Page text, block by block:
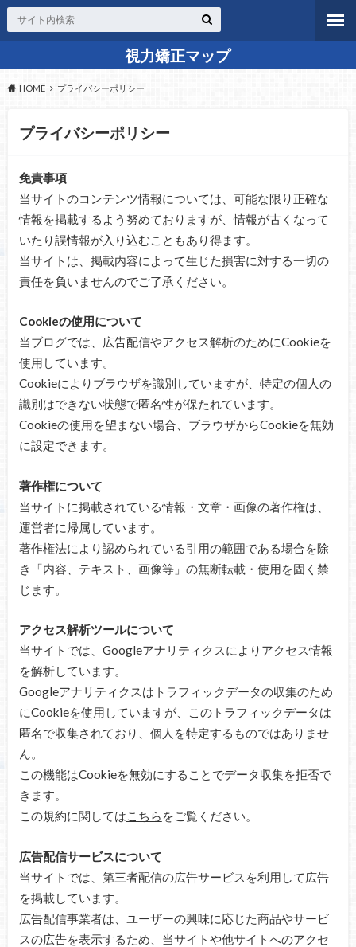
視力矯正マップ
HOME プライバシーポリシー
プライバシーポリシー
免責事項
当サイトのコンテンツ情報については、可能な限り正確な
情報を掲載するよう努めておりますが、情報が古くなって
いたり誤情報が入り込むこともあり得ます。
当サイトは、掲載内容によって生じた損害に対する一切の
責任を負いませんのでご了承ください。
Cookieの使用について
当ブログでは、広告配信やアクセス解析のためにCookieを
使用しています。
Cookieによりブラウザを識別していますが、特定の個人の
識別はできない状態で匿名性が保たれています。
Cookieの使用を望まない場合、ブラウザからCookieを無効
に設定できます。
著作権について
当サイトに掲載されている情報・文章・画像の著作権は、
運営者に帰属しています。
著作権法により認められている引用の範囲である場合を除
き「内容、テキスト、画像等」の無断転載・使用を固く禁
じます。
アクセス解析ツールについて
当サイトでは、Googleアナリティクスによりアクセス情報
を解析しています。
Googleアナリティクスはトラフィックデータの収集のため
にCookieを使用していますが、このトラフィックデータは
匿名で収集されており、個人を特定するものではありませ
ん。
この機能はCookieを無効にすることでデータ収集を拒否で
きます。
この規約に関してはこちら をご覧ください。
広告配信サービスについて
当サイトでは、第三者配信の広告サービスを利用して広告
を掲載しています。
広告配信事業者は、ユーザーの興味に応じた商品やサービ
スの広告を表示するため、当サイトや他サイトへのアクセ